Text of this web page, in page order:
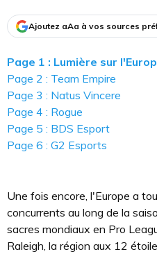
Ajoutez aAa à vos sources
Page 1 : Lumière sur
Page 2 : Team Empire
Page 3 : Natus Vincere
Page 4 : Rogue
Page 5 : BDS Esport
Page 6 : G2 Esports
Une fois encore, l'Europe a
concurrents au long de la
sacres mondiaux en Pro
Raleigh, la région aux 12